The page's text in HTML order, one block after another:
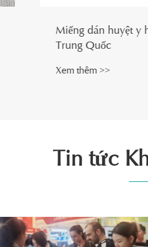
huyệt y học cổ truyền
Tin tức